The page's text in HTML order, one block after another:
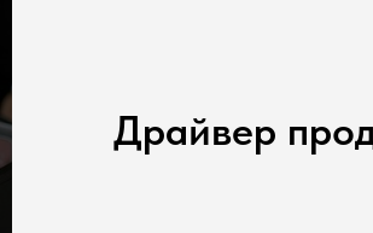
Драйвер